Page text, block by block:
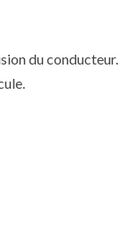
du conducteur.